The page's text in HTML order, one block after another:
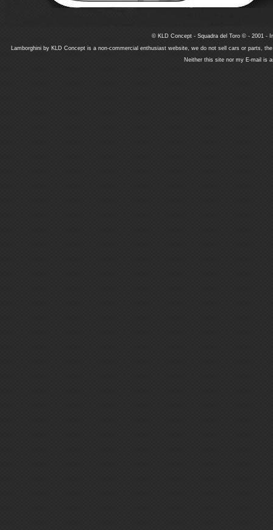
© KLD Concept - Squadra del Toro © - 2001 -
Lamborghini by KLD Concept is a non-commercial enthusiast website, we do not sell cars or parts,
Neither this site nor my E-mail is